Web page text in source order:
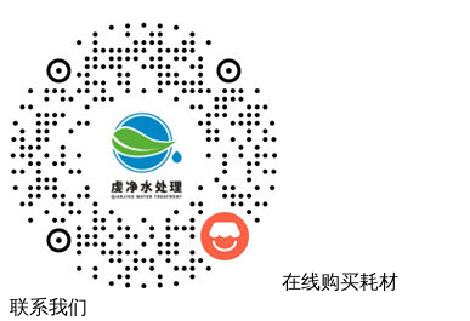
在线购买耗材
联系我们